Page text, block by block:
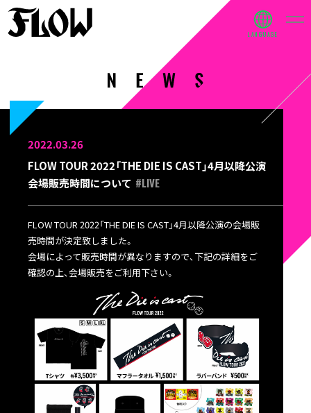
2022.03.26
FLOW TOUR 2022「THE DIE IS CAST」4月以降公演
会場販売時間について #LIVE
FLOW TOUR 2022「THE DIE IS CAST」4月以降公演の会場販
売時間が決定致しました。
会場によって販売時間が異なりますので、下記の詳細をご
確認の上、会場販売をご利用下さい。